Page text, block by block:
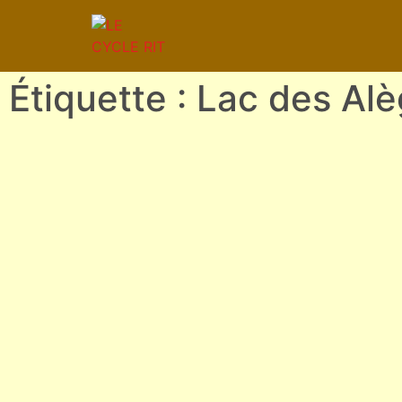
Étiquette : Lac des